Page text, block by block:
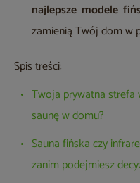
najlepsze modele
zamienią Twój dom w
Spis treści:
Twoja prywatna strefa
saunę w domu?
Sauna fińska czy
zanim podejmiesz